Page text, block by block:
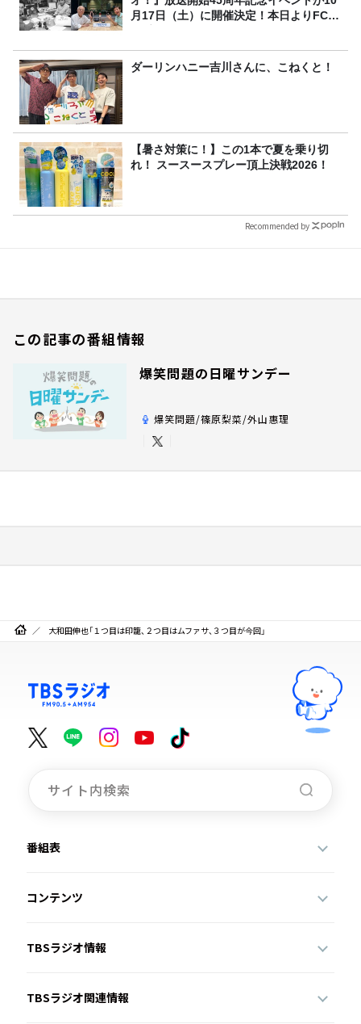
月17日（土）に開催決定！本日よりFC先
ダーリンハニー吉川さんに、こねくと！
【暑さ対策に！】この1本で夏を乗り切
れ！ スースースプレー頂上決戦2026！
Recommended by
この記事の番組情報
爆笑問題の日曜サンデー
爆笑問題/篠原梨菜/外山惠理
大和田伸也「１つ目は印籠、２つ目はムファサ、３つ目が今回」
番組表
コンテンツ
TBSラジオ情報
TBSラジオ関連情報